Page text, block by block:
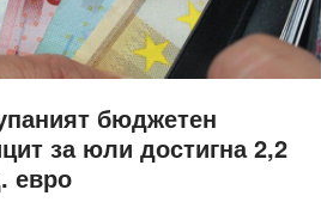
бюджетен
за юли достигна 2,2
евро